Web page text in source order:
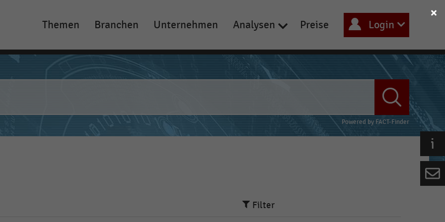
Main
navigation
Themen Branchen Unternehmen Analysen Preise Login
Powered by FACT-Finder
Filter